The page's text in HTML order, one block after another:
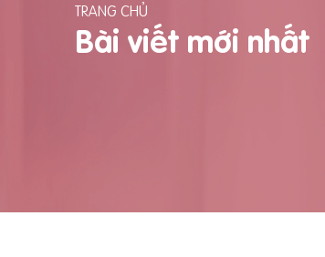
TRANG CHỦ
Bài viết mới nhất